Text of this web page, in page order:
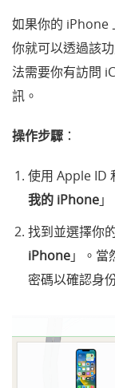
如果你的 iPhone
你就可以透過該
法需要你有訪問
訊。
操作步驟 ：
使用 Apple ID
我的 iPhone」
找到並選擇你
iPhone」。當
密碼以確認身